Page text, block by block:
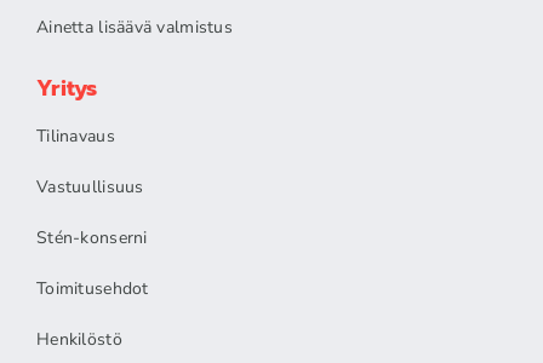
Ainetta lisäävä valmistus
Yritys
Tilinavaus
Vastuullisuus
Stén-konserni
Toimitusehdot
Henkilöstö